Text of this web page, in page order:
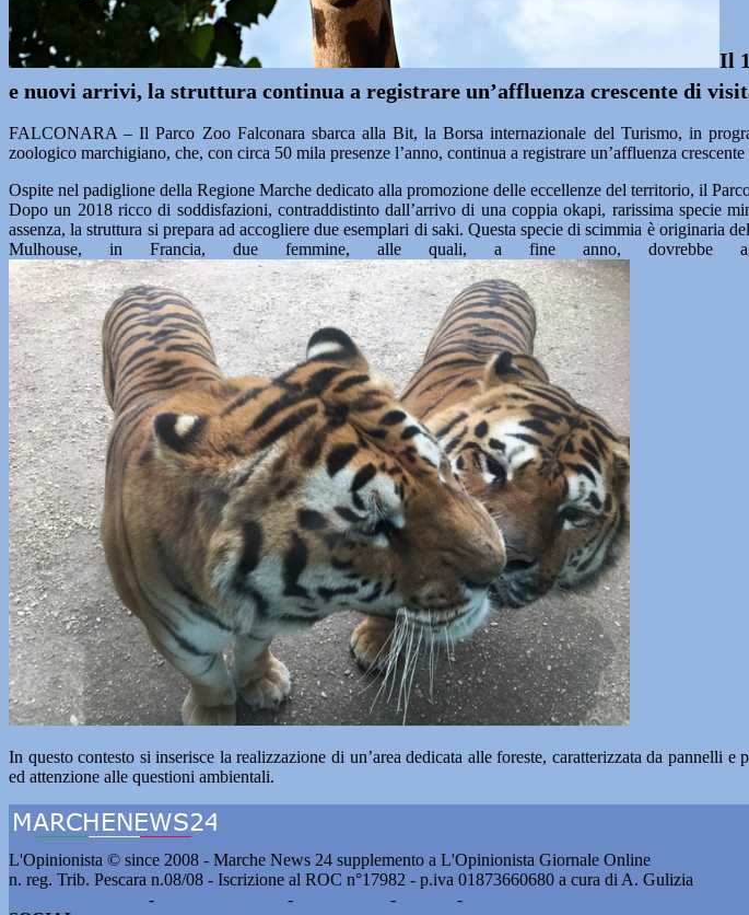
Il
e nuovi arrivi, la struttura continua a registrare un’affluenza crescente di
FALCONARA – Il Parco Zoo Falconara sbarca alla Bit, la Borsa internazionale del Turismo, in
zoologico marchigiano, che, con circa 50 mila presenze l’anno, continua a registrare un’affluenza
Ospite nel padiglione della Regione Marche dedicato alla promozione delle eccellenze del territorio, il
Dopo un 2018 ricco di soddisfazioni, contraddistinto dall’arrivo di una coppia okapi, rarissima specie
assenza, la struttura si prepara ad accogliere due esemplari di saki. Questa specie di scimmia è originaria
Mulhouse, in Francia, due femmine, alle quali, a fine anno, dovrebbe
In questo contesto si inserisce la realizzazione di un’area dedicata alle foreste, caratterizzata da
ed attenzione alle questioni ambientali.
L'Opinionista © since 2008 - Marche News 24 supplemento a L'Opinionista Giornale Online
n. reg. Trib. Pescara n.08/08 - Iscrizione al ROC n°17982 - p.iva 01873660680 a cura di A. Gulizia
- - - -